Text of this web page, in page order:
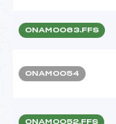
ONAM0063.FFS
ONAM0054
ONAM0052.FFS